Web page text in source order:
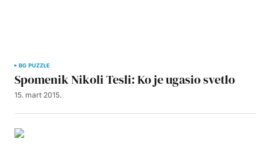
BG PUZZLE
Spomenik Nikoli Tesli: Ko je ugasio svetlo
15. mart 2015.